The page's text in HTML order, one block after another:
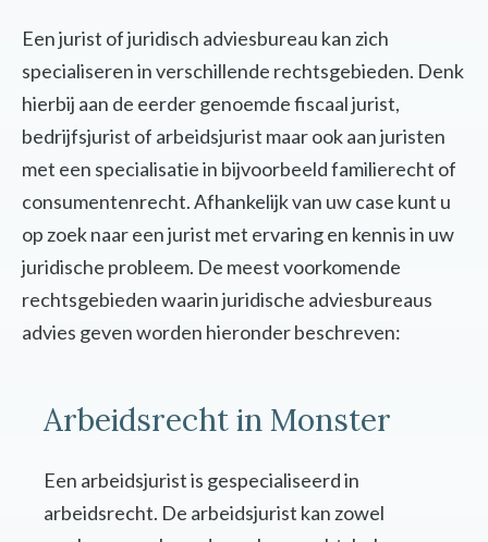
Een jurist of juridisch adviesbureau kan zich
specialiseren in verschillende rechtsgebieden. Denk
hierbij aan de eerder genoemde fiscaal jurist,
bedrijfsjurist of arbeidsjurist maar ook aan juristen
met een specialisatie in bijvoorbeeld familierecht of
consumentenrecht. Afhankelijk van uw case kunt u
op zoek naar een jurist met ervaring en kennis in uw
juridische probleem. De meest voorkomende
rechtsgebieden waarin juridische adviesbureaus
advies geven worden hieronder beschreven:
Arbeidsrecht in Monster
Een arbeidsjurist is gespecialiseerd in
arbeidsrecht. De arbeidsjurist kan zowel